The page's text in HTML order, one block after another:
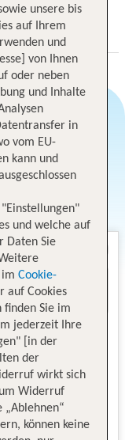
Service
unsere bis
auf Ihrem
und
von Ihnen
oder neben
und Inhalte
in
vom EU-
kann und
und welche auf
Daten Sie
im Cookie-
auf Cookies
finden Sie im
jederzeit Ihre
[in der
der
wirkt sich
Widerruf
„Ablehnen“
können keine